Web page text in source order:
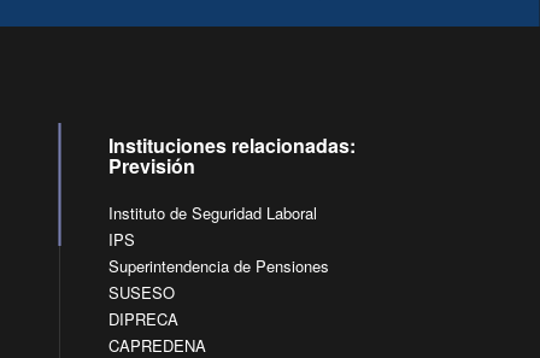
Instituciones relacionadas:
Previsión
Instituto de Seguridad Laboral
IPS
Superintendencia de Pensiones
SUSESO
DIPRECA
CAPREDENA